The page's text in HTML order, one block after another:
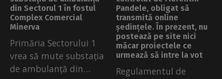
din Sectorul 1 în fostul
Complex Comercial
Minerva
Primăria Sectorului 1
vrea să mute substația
de ambulanță din
Pandele, obligat să
transmită online
ședințele. În prezent, nu
postează pe site nici
măcar proiectele ce
urmează să intre la vot
Regulamentul de